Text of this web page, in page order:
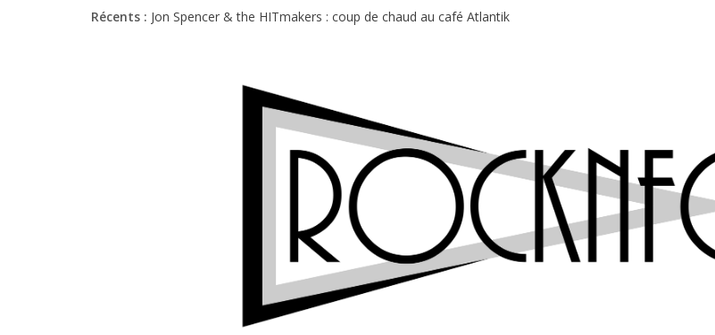
Récents : Jon Spencer & the HITmakers : coup de chaud au café Atlantik
Charlie Puth à l’Olympia : la leçon de pop du Professeur Puth